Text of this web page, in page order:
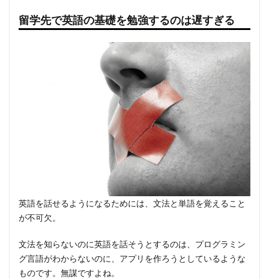
留学先で英語の基礎を勉強するのは遅すぎる
英語を話せるようになるためには、 文法と単語を覚えること
が不可欠 。
文法を知らないのに英語を話そうとするのは、プログラミン
グ言語がわからないのに、アプリを作ろうとしているような
ものです。無謀ですよね。